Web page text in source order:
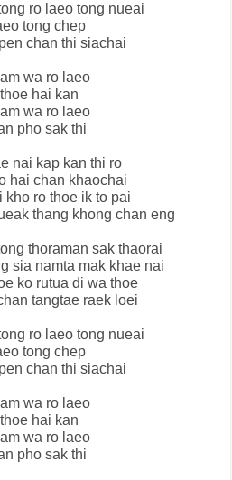
ro laeo tong nueai
tong chep
chan thi siachai
wa ro laeo
hai kan
wa ro laeo
pho sak thi
nai kap kan thi ro
hai chan khaochai
kho ro thoe ik to pai
thang khong chan eng
thoraman sak thaorai
sia namta mak khae nai
ko rutua di wa thoe
tangtae raek loei
ro laeo tong nueai
tong chep
chan thi siachai
wa ro laeo
hai kan
wa ro laeo
pho sak thi